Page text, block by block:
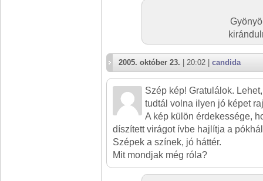
2005. október 23. | 20:02 | candida
Szép kép! Gratulálok.
tudtál volna ilyen jó képet
A kép külön érdekessége,
díszített virágot ívbe hajlítja a
Szépek a színek, jó háttér.
Mit mondjak még róla?